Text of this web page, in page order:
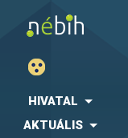
HIVATAL
AKTUÁLIS